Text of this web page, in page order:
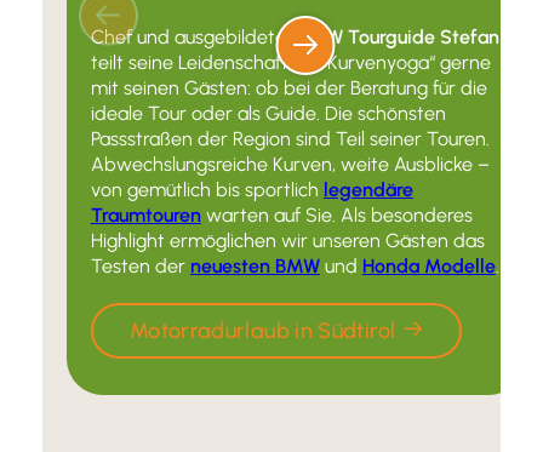
Chef und ausgebildeter
BMW Tourguide Stefan
teilt seine Leidenschaft für “Kurvenyoga“ gerne
mit seinen Gästen: ob bei der Beratung für die
ideale Tour oder als Guide. Die schönsten
Passstraßen der Region sind Teil seiner Touren.
Abwechslungsreiche Kurven, weite Ausblicke –
von gemütlich bis sportlich legendäre
Traumtourenwarten auf Sie. Als besonderes
Highlight ermöglichen wir unseren Gästen das
Testen der neuesten BMWund Honda Modelle.
Motorradurlaub in Südtirol